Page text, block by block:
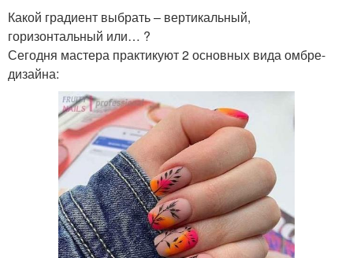
Какой градиент выбрать – вертикальный,
горизонтальный или… ?
Сегодня мастера практикуют 2 основных вида омбре-
дизайна: